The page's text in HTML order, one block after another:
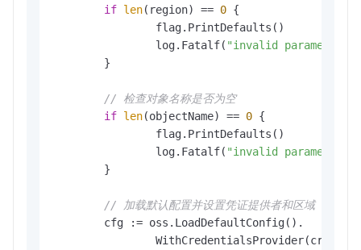
if len(region) == 0 {
		log.Fatalf(
"invalid
// 检查对象名称是否为空
if len(objectName) == 0 {
		log.Fatalf(
"invalid parameters,
// 加载默认配置并设置凭证提供者和区域